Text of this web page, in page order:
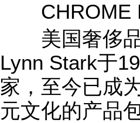
CHROME
美国奢侈品
Lynn Stark于
家，至今已成
元文化的产品